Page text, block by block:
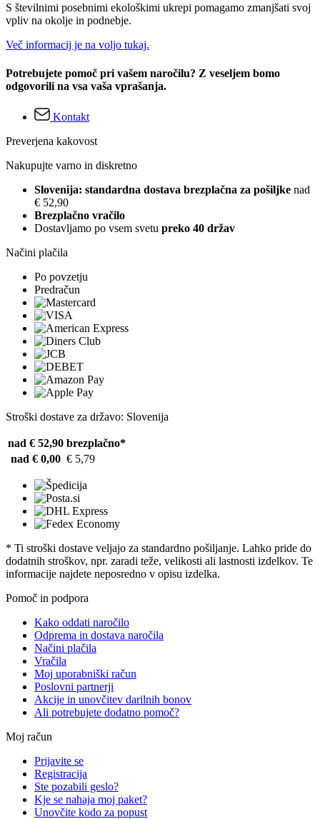
S številnimi posebnimi ekološkimi ukrepi pomagamo zmanjšati svoj
vpliv na okolje in podnebje.
Več informacij je na voljo tukaj.
Potrebujete pomoč pri vašem naročilu? Z veseljem bomo
odgovorili na vsa vaša vprašanja.
Kontakt
Preverjena kakovost
Nakupujte varno in diskretno
Slovenija: standardna dostava brezplačna za pošiljke nad
€ 52,90
Brezplačno vračilo
Dostavljamo po vsem svetu preko 40 držav
Načini plačila
Po povzetju
Predračun
Stroški dostave za državo: Slovenija
nad € 52,90 brezplačno*
nad € 0,00 € 5,79
* Ti stroški dostave veljajo za standardno pošiljanje. Lahko pride do
dodatnih stroškov, npr. zaradi teže, velikosti ali lastnosti izdelkov. Te
informacije najdete neposredno v opisu izdelka.
Pomoč in podpora
Kako oddati naročilo
Odprema in dostava naročila
Načini plačila
Vračila
Moj uporabniški račun
Poslovni partnerji
Akcije in unovčitev darilnih bonov
Ali potrebujete dodatno pomoč?
Moj račun
Prijavite se
Registracija
Ste pozabili geslo?
Kje se nahaja moj paket?
Unovčite kodo za popust